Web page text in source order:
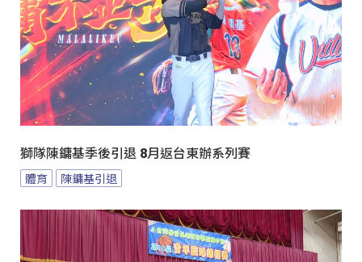
獅隊陳鏞基季後引退 8月返台東辦系列賽
體育 陳鏞基引退